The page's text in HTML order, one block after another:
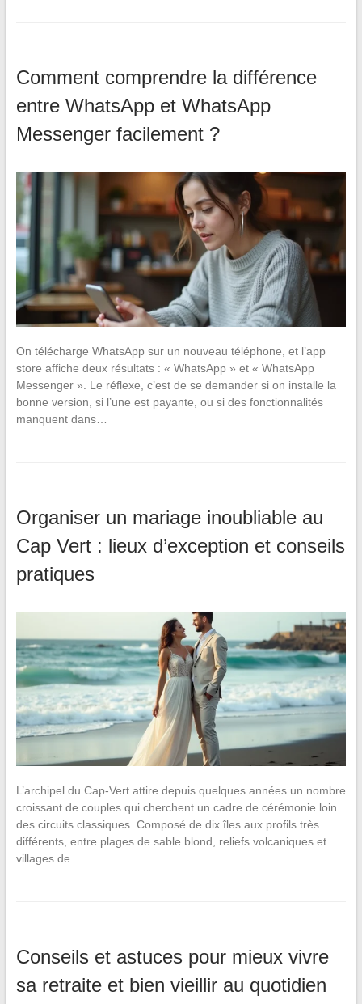
Comment comprendre la différence
entre WhatsApp et WhatsApp
Messenger facilement ?
On télécharge WhatsApp sur un nouveau téléphone, et l’app
store affiche deux résultats : « WhatsApp » et « WhatsApp
Messenger ». Le réflexe, c’est de se demander si on installe la
bonne version, si l’une est payante, ou si des fonctionnalités
manquent dans…
Organiser un mariage inoubliable au
Cap Vert : lieux d’exception et conseils
pratiques
L’archipel du Cap-Vert attire depuis quelques années un nombre
croissant de couples qui cherchent un cadre de cérémonie loin
des circuits classiques. Composé de dix îles aux profils très
différents, entre plages de sable blond, reliefs volcaniques et
villages de…
Conseils et astuces pour mieux vivre
sa retraite et bien vieillir au quotidien